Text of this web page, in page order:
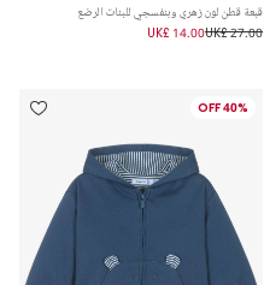
قبعة قطن لون زهري وبنفسجي للبنات الرضع
UK£ 27.00
UK£ 14.00
40% OFF